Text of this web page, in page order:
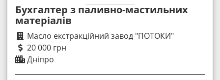
Бухгалтер з паливно-мастильних
матеріалів
Масло екстракційний завод "ПОТОКИ"
20 000 грн
Дніпро